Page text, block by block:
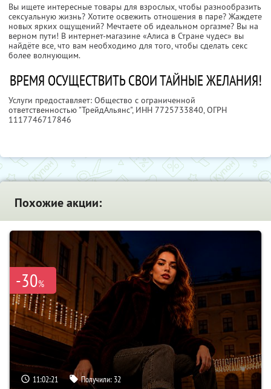
Вы ищете интересные товары для взрослых, чтобы разнообразить
сексуальную жизнь? Хотите освежить отношения в паре? Жаждете
новых ярких ощущений? Мечтаете об идеальном оргазме? Вы на
верном пути! В интернет-магазине «Алиса в Стране чудес» вы
найдёте все, что вам необходимо для того, чтобы сделать секс
более волнующим.
ВРЕМЯ ОСУЩЕСТВИТЬ СВОИ ТАЙНЫЕ ЖЕЛАНИЯ!
Услуги предоставляет: Общество с ограниченной
ответственностью "ТрейдАльянс", ИНН 7725733840, ОГРН
1117746717846
Похожие акции:
-30%
11:02:20 Получили: 32